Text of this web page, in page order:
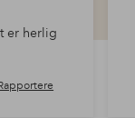
er herlig